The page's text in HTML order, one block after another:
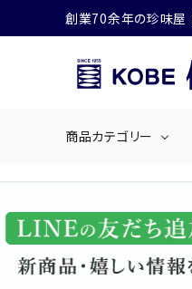
創業70余年の珍味屋
商品カテゴリー
くぎ煮
ACCOUNT MENU